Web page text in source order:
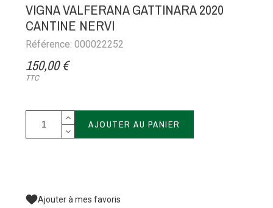
VIGNA VALFERANA GATTINARA 2020
CANTINE NERVI
Référence: 000022252
150,00 €
TTC
AJOUTER AU PANIER
Ajouter à mes favoris